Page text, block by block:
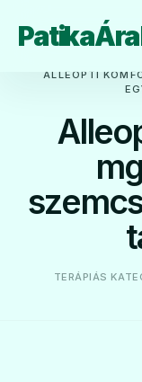
ALLEOPTI
TERÁPIÁS